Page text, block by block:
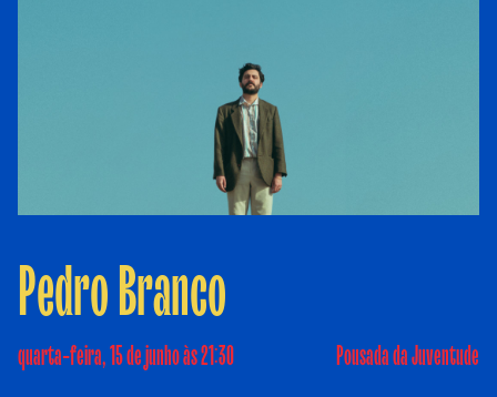
Pedro Branco
quarta-feira, 15 de junho às 21:30 Pousada da Juventude